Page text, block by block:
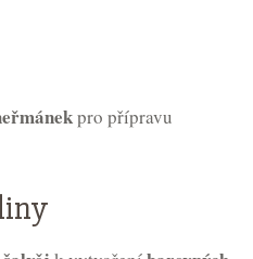
pro přípravu